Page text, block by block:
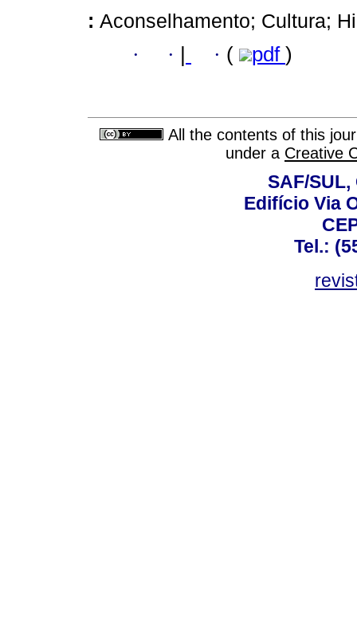
: Aconselhamento; Cultura;
· · · ( pdf )
All the contents of this
under a Creative
SAF/
Edifício Via
Tel.: